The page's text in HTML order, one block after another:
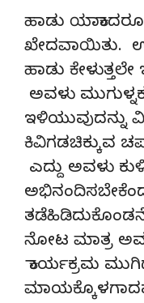
ಹಾಡು
ಖೇದವಾಯಿತು.
ಹಾಡು
ಅವಳು
ಇಳಿಯುವುದನ್ನು
ಕಿವಿಗಡಚಿಕ್ಕುವ
ಎದ್ದು ಅವಳು
ನೋಟ ಮಾತ್ರ
ಕಾರ್ಯಕ್ರಮ